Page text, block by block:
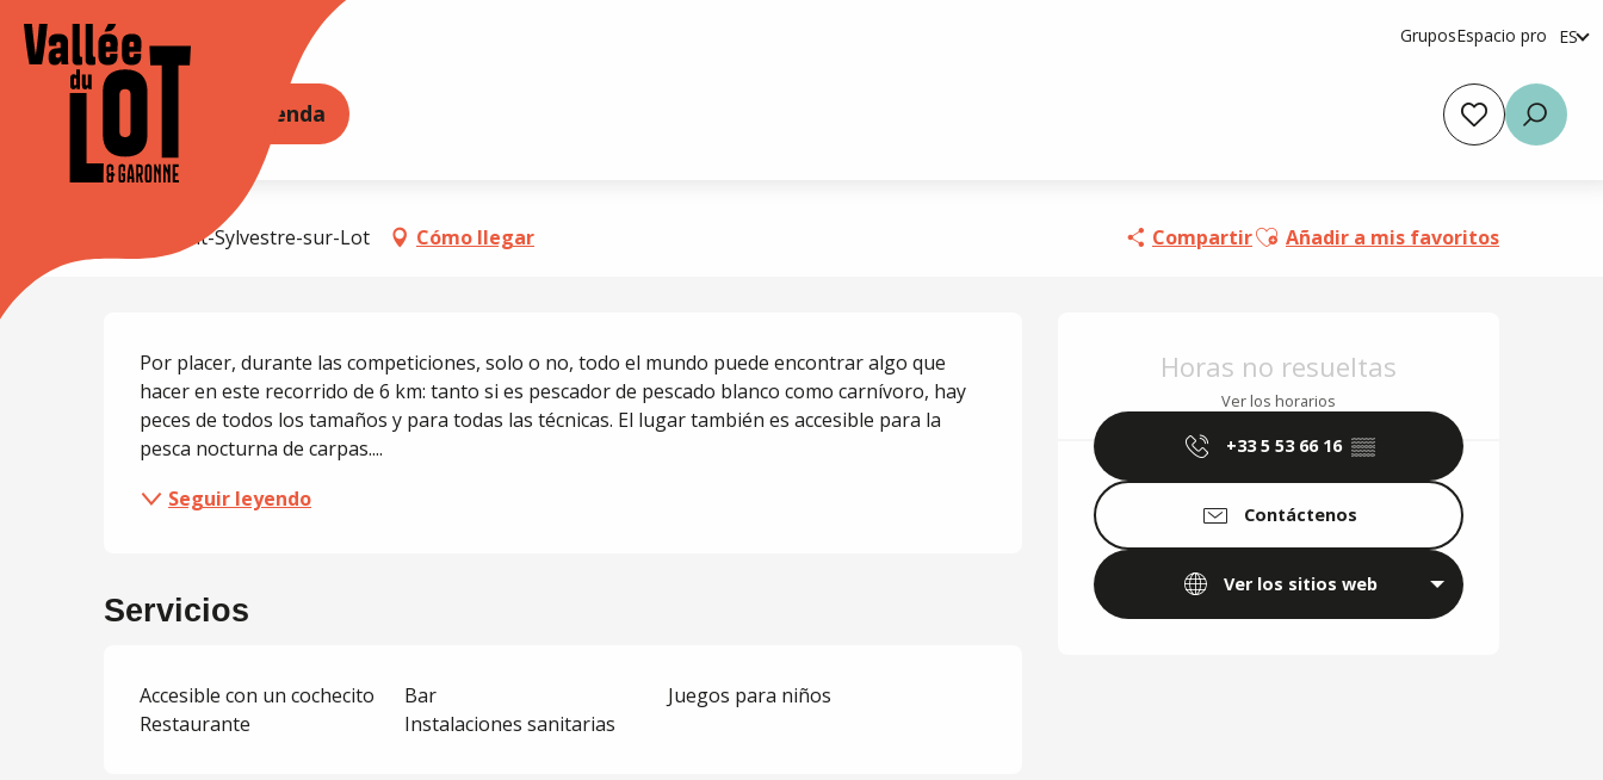
contenu
principal
GruposEspacio pro ES
en
Agenda
Accueil Parcours de pêche Passion, Le Lot à Penne - Saint-Sylvestre
Parcours de pêche Passion, Le Lot à Penne - Saint-Sylvestre
LAGO DE PESCA
47140 Saint-Sylvestre-sur-Lot Cómo llegar CompartirAjouter aux favoris
Añadir a mis favoritos
Horarios y datos de
Horas no resueltas
Ver los horarios
+33 5 53 66 16 ▒▒
Contáctenos
Ver los sitios web
Descripción
Por placer, durante las competiciones, solo o no, todo el mundo puede encontrar algo que
hacer en este recorrido de 6 km: tanto si es pescador de pescado blanco como carnívoro, hay
peces de todos los tamaños y para todas las técnicas. El lugar también es accesible para la
pesca nocturna de carpas....
Seguir leyendo
Servicios
Accesible con un cochecito Bar
Juegos para niños
Restaurante
Instalaciones sanitarias